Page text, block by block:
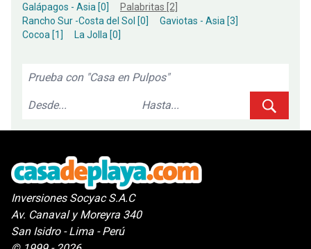
Galápagos - Asia [0]
Palabritas [2]
Rancho Sur -Costa del Sol [0]
Gaviotas - Asia [3]
Cocoa [1]
La Jolla [0]
Inversiones Socyac S.A.C
Av. Canaval y Moreyra 340
San Isidro - Lima - Perú